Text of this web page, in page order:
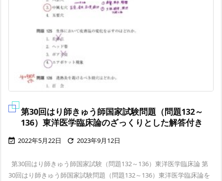
第30回はり師きゅう師国家試験問題（問題132～
136）東洋医学臨床論のざっくりとした解答付き
 2022年5月22日  2023年9月12日
第30回はり師きゅう師国家試験（問題132～136）東洋医学臨床論 第
30回はり師きゅう師国家試験問題（問題132～136）東洋医学臨床論を